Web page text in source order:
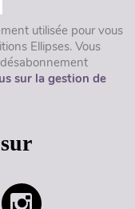
utilisée pour vous
Ellipses. Vous
sur la gestion de